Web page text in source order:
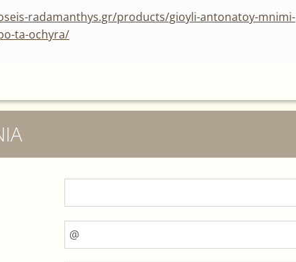
radamanthys.gr/products/gioyli-antonatoy-mnimi-
ta-ochyra/